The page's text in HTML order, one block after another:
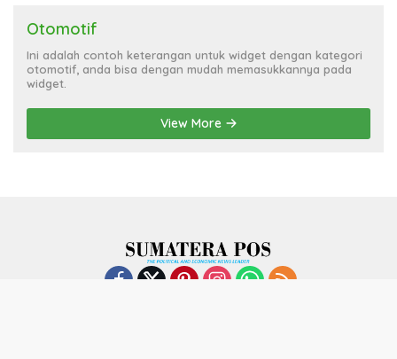
Otomotif
Ini adalah contoh keterangan untuk widget dengan kategori
otomotif, anda bisa dengan mudah memasukkannya pada
widget.
View More